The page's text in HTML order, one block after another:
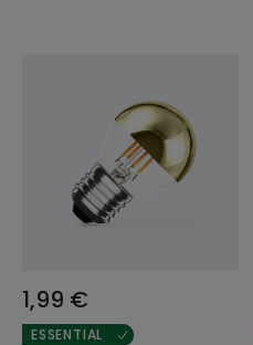
1,99 €
ESSENTIAL